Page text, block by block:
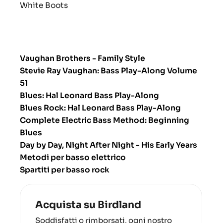
White Boots
Vaughan Brothers - Family Style
Stevie Ray Vaughan: Bass Play-Along Volume
51
Blues: Hal Leonard Bass Play-Along
Blues Rock: Hal Leonard Bass Play-Along
Complete Electric Bass Method: Beginning
Blues
Day by Day, Night After Night - His Early Years
Metodi per basso elettrico
Spartiti per basso rock
Acquista su Birdland
Soddisfatti o rimborsati, ogni nostro